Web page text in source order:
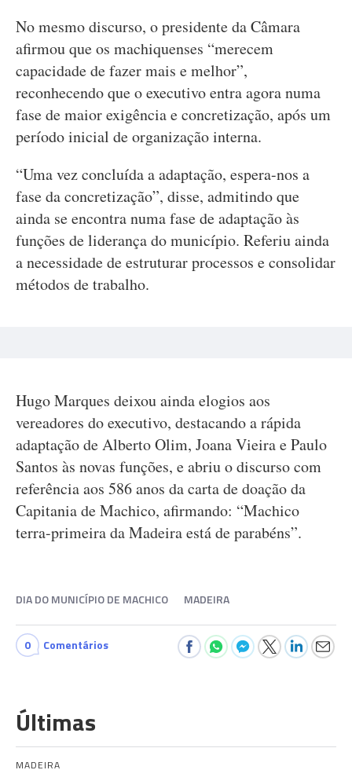
No mesmo discurso, o presidente da Câmara
afirmou que os machiquenses “merecem
capacidade de fazer mais e melhor”,
reconhecendo que o executivo entra agora numa
fase de maior exigência e concretização, após um
período inicial de organização interna.
“Uma vez concluída a adaptação, espera-nos a
fase da concretização”, disse, admitindo que
ainda se encontra numa fase de adaptação às
funções de liderança do município. Referiu ainda
a necessidade de estruturar processos e consolidar
métodos de trabalho.
Hugo Marques deixou ainda elogios aos
vereadores do executivo, destacando a rápida
adaptação de Alberto Olim, Joana Vieira e Paulo
Santos às novas funções, e abriu o discurso com
referência aos 586 anos da carta de doação da
Capitania de Machico, afirmando: “Machico
terra-primeira da Madeira está de parabéns”.
DIA DO MUNICÍPIO DE MACHICO MADEIRA
0 Comentários
Últimas
MADEIRA